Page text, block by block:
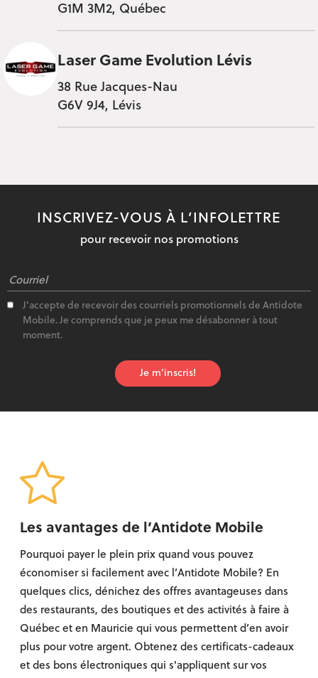
G1M 3M2, Québec
Laser Game Evolution Lévis
38 Rue Jacques-Nau
G6V 9J4, Lévis
INSCRIVEZ-VOUS À L’INFOLETTRE
pour recevoir nos promotions
J'accepte de recevoir des courriels promotionnels de Antidote
Mobile. Je comprends que je peux me désabonner à tout
moment.
Je m’inscris!
Les avantages de l’Antidote Mobile
Pourquoi payer le plein prix quand vous pouvez
économiser si facilement avec l’Antidote Mobile? En
quelques clics, dénichez des offres avantageuses dans
des restaurants, des boutiques et des activités à faire à
Québec et en Mauricie qui vous permettent d’en avoir
plus pour votre argent. Obtenez des certificats-cadeaux
et des bons électroniques qui s'appliquent sur vos